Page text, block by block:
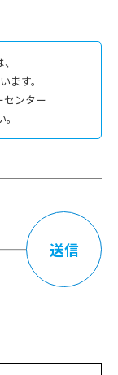
ます。
センター
送信